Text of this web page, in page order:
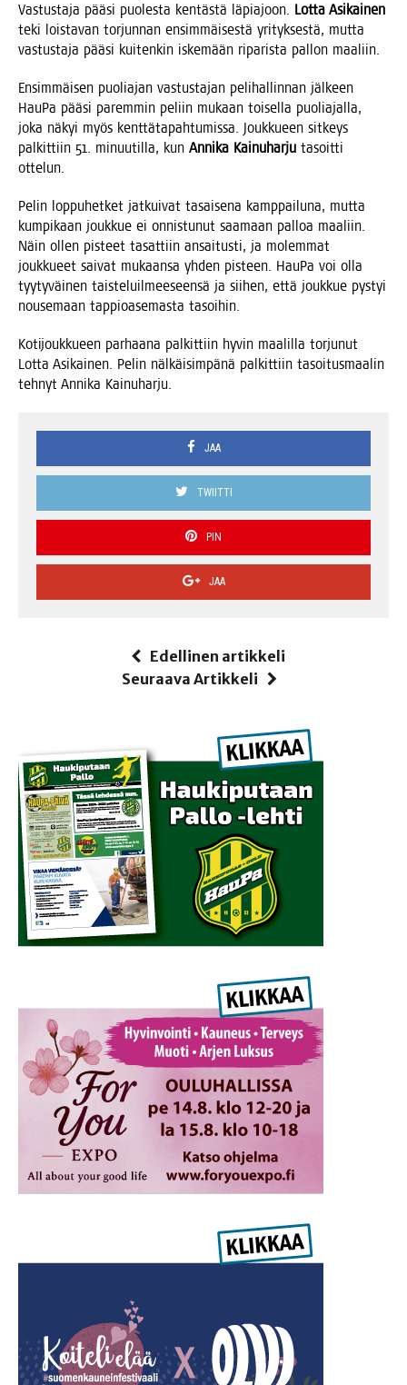
Vas­tus­ta­ja pää­si puo­les­ta ken­täs­tä läpia­joon. Lot­ta Asi­kai­nen
teki lois­ta­van tor­jun­nan ensim­mäi­ses­tä yri­tyk­ses­tä, mut­ta
vas­tus­ta­ja pää­si kui­ten­kin iske­mään ripa­ris­ta pal­lon maaliin.
Ensim­mäi­sen puo­lia­jan vas­tus­ta­jan peli­hal­lin­nan jäl­keen
Hau­Pa pää­si parem­min peliin mukaan toi­sel­la puo­lia­jal­la,
joka näkyi myös kent­tä­ta­pah­tu­mis­sa. Jouk­ku­een sit­keys
pal­kit­tiin 51. minuu­til­la, kun Anni­ka Kai­nu­har­ju tasoit­ti
ottelun.
Pelin lop­pu­het­ket jat­kui­vat tasai­se­na kamp­pai­lu­na, mut­ta
kum­pi­kaan jouk­kue ei onnis­tu­nut saa­maan pal­loa maa­liin.
Näin ollen pis­teet tasat­tiin ansai­tus­ti, ja molem­mat
jouk­ku­eet sai­vat mukaan­sa yhden pis­teen. Hau­Pa voi olla
tyy­ty­väi­nen tais­te­luil­mee­seen­sä ja sii­hen, että jouk­kue pys­tyi
nouse­maan tap­pio­ase­mas­ta tasoihin.
Koti­jouk­ku­een par­haa­na pal­kit­tiin hyvin maa­lil­la tor­ju­nut
Lot­ta Asi­kai­nen. Pelin näl­käi­sim­pä­nä pal­kit­tiin tasoi­tus­maa­lin
teh­nyt Anni­ka Kainuharju.
JAA
TWIITTI
PIN
JAA
Edellinen artikkeli
Seuraava Artikkeli